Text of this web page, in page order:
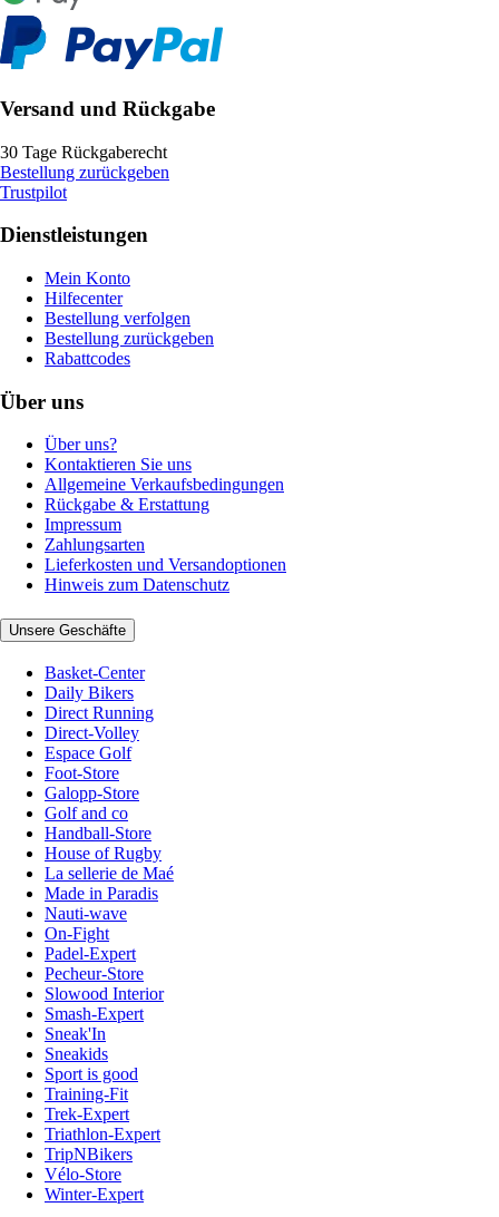
Versand und Rückgabe
30 Tage Rückgaberecht
Bestellung zurückgeben
Trustpilot
Dienstleistungen
Mein Konto
Hilfecenter
Bestellung verfolgen
Bestellung zurückgeben
Rabattcodes
Über uns
Über uns?
Kontaktieren Sie uns
Allgemeine Verkaufsbedingungen
Rückgabe & Erstattung
Impressum
Zahlungsarten
Lieferkosten und Versandoptionen
Hinweis zum Datenschutz
Unsere Geschäfte
Basket-Center
Daily Bikers
Direct Running
Direct-Volley
Espace Golf
Foot-Store
Galopp-Store
Golf and co
Handball-Store
House of Rugby
La sellerie de Maé
Made in Paradis
Nauti-wave
On-Fight
Padel-Expert
Pecheur-Store
Slowood Interior
Smash-Expert
Sneak'In
Sneakids
Sport is good
Training-Fit
Trek-Expert
Triathlon-Expert
TripNBikers
Vélo-Store
Winter-Expert